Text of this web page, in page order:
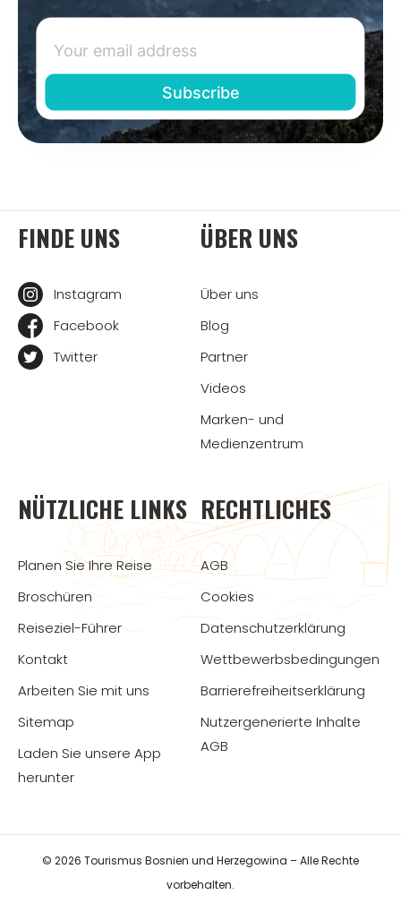
FINDE UNS
Instagram
Facebook
Twitter
ÜBER UNS
Über uns
Blog
Partner
Videos
Marken- und
Medienzentrum
NÜTZLICHE LINKS
Planen Sie Ihre Reise
Broschüren
Reiseziel-Führer
Kontakt
Arbeiten Sie mit uns
Sitemap
Laden Sie unsere App
herunter
RECHTLICHES
AGB
Cookies
Datenschutzerklärung
Wettbewerbsbedingungen
Barrierefreiheitserklärung
Nutzergenerierte Inhalte
AGB
© 2026 Tourismus Bosnien und Herzegowina – Alle Rechte
vorbehalten.